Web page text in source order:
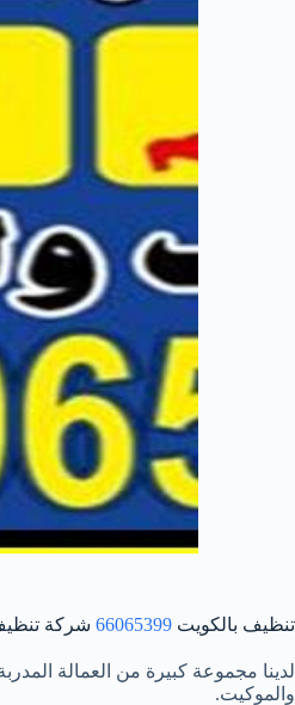
تنظيف بالكويت 66065399 شركة
لدينا مجموعة كبيرة من العمالة
والموكيت.